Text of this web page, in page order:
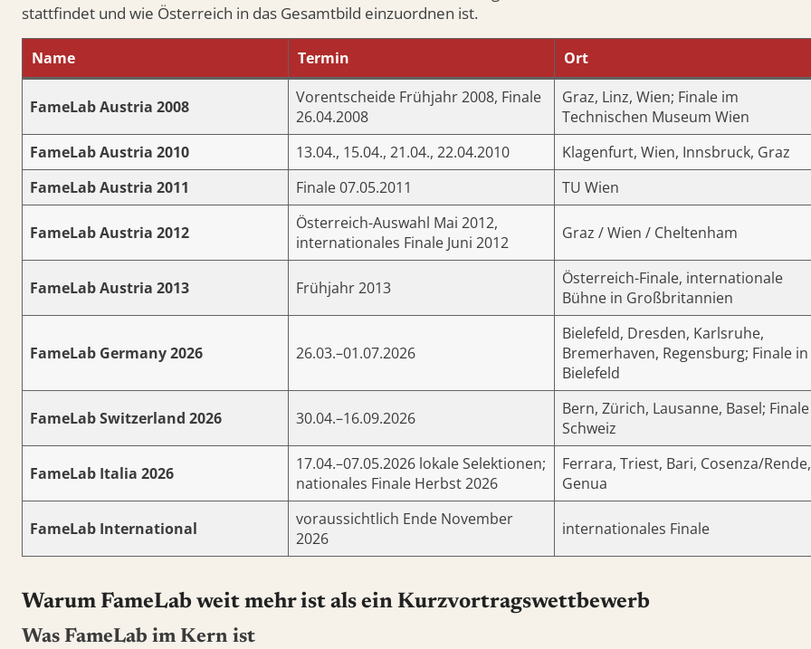
stattfindet und wie Österreich in das Gesamtbild einzuordnen ist.
Name Termin Ort
FameLab Austria 2008
Vorentscheide Frühjahr 2008, Finale
26.04.2008
Graz, Linz, Wien; Finale im
Technischen Museum Wien
FameLab Austria 2010
13.04., 15.04., 21.04., 22.04.2010
Klagenfurt, Wien, Innsbruck, Graz
FameLab Austria 2011
Finale 07.05.2011 TU Wien
FameLab Austria 2012
Österreich-Auswahl Mai 2012,
internationales Finale Juni 2012
Graz / Wien / Cheltenham
FameLab Austria 2013 Frühjahr 2013
Österreich-Finale, internationale
Bühne in Großbritannien
FameLab Germany 2026 26.03.–01.07.2026
Bielefeld, Dresden, Karlsruhe,
Bremerhaven, Regensburg; Finale in
Bielefeld
FameLab Switzerland 2026 30.04.–16.09.2026
Bern, Zürich, Lausanne, Basel; Finale
Schweiz
FameLab Italia 2026
17.04.–07.05.2026 lokale Selektionen;
nationales Finale Herbst 2026
Ferrara, Triest, Bari, Cosenza/Rende,
Genua
FameLab International
voraussichtlich Ende November
2026
internationales Finale
Warum FameLab weit mehr ist als ein Kurzvortragswettbewerb
Was FameLab im Kern ist